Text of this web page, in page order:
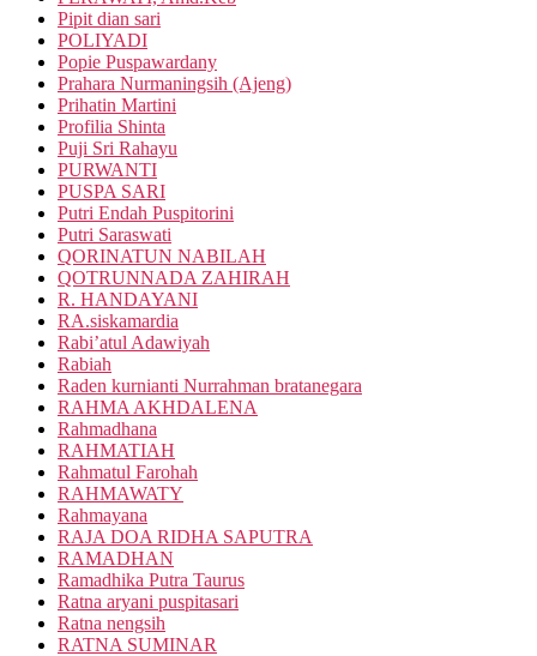
Pipit dian sari
POLIYADI
Popie Puspawardany
Prahara Nurmaningsih (Ajeng)
Prihatin Martini
Profilia Shinta
Puji Sri Rahayu
PURWANTI
PUSPA SARI
Putri Endah Puspitorini
Putri Saraswati
QORINATUN NABILAH
QOTRUNNADA ZAHIRAH
R. HANDAYANI
RA.siskamardia
Rabi’atul Adawiyah
Rabiah
Raden kurnianti Nurrahman bratanegara
RAHMA AKHDALENA
Rahmadhana
RAHMATIAH
Rahmatul Farohah
RAHMAWATY
Rahmayana
RAJA DOA RIDHA SAPUTRA
RAMADHAN
Ramadhika Putra Taurus
Ratna aryani puspitasari
Ratna nengsih
RATNA SUMINAR